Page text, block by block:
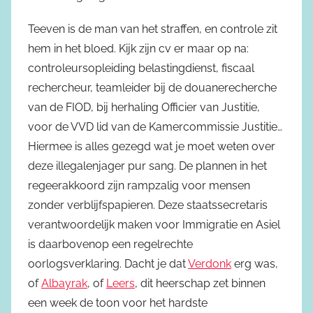
Teeven is de man van het straffen, en controle zit
hem in het bloed. Kijk zijn cv er maar op na:
controleursopleiding belastingdienst, fiscaal
rechercheur, teamleider bij de douanerecherche
van de FIOD, bij herhaling Officier van Justitie,
voor de VVD lid van de Kamercommissie Justitie…
Hiermee is alles gezegd wat je moet weten over
deze illegalenjager pur sang. De plannen in het
regeerakkoord zijn rampzalig voor mensen
zonder verblijfspapieren. Deze staatssecretaris
verantwoordelijk maken voor Immigratie en Asiel
is daarbovenop een regelrechte
oorlogsverklaring. Dacht je datVerdonk erg was,
ofAlbayrak, of Leers, dit heerschap zet binnen
een week de toon voor het hardste